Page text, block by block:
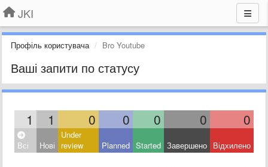
JKI
Профіль користувача Bro Youtube
Ваші запити по статусу
1 1 0 0 0 0 0
Всі Нові
Under
review
Planned Started Завершено Відхилено